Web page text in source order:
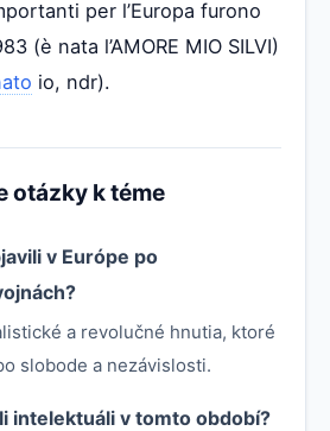
per l’Europa furono
(è nata l’AMORE MIO SILVI)
io, ndr).
otázky k téme
v Európe po
a revolučné hnutia, ktoré
slobode a nezávislosti.
intelektuáli v tomto období?